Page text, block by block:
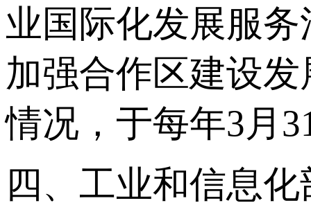
业国际化发展服
加强合作区建设
情况，于每年3月
四、工业和信息